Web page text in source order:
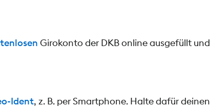
Girokonto der DKB online ausgefüllt und
Ident, z. B. per Smartphone. Halte dafür deinen